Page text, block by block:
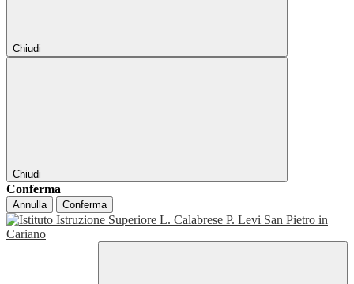
Chiudi
Chiudi
Conferma
Annulla Conferma